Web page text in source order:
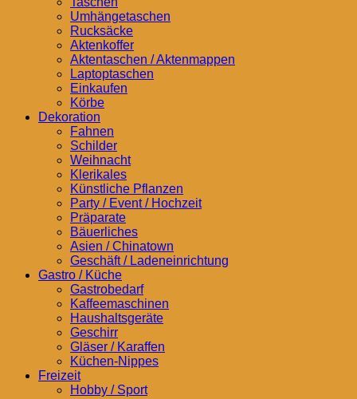
Umhängetaschen
Rucksäcke
Aktenkoffer
Aktentaschen / Aktenmappen
Laptoptaschen
Einkaufen
Körbe
Dekoration
Fahnen
Schilder
Weihnacht
Klerikales
Künstliche Pflanzen
Party / Event / Hochzeit
Präparate
Bäuerliches
Asien / Chinatown
Geschäft / Ladeneinrichtung
Gastro / Küche
Gastrobedarf
Kaffeemaschinen
Haushaltsgeräte
Geschirr
Gläser / Karaffen
Küchen-Nippes
Freizeit
Hobby / Sport